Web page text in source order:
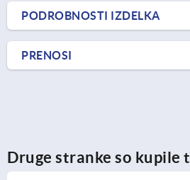
PODROBNOSTI IZDELKA
PRENOSI
Druge stranke so kupile